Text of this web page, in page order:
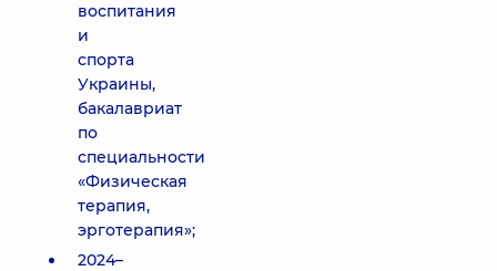
воспитания
и
спорта
Украины,
бакалавриат
по
специальности
«Физическая
терапия,
эрготерапия»;
2024–